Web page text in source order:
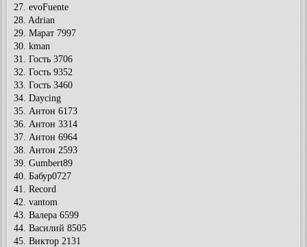
27. evoFuente
28. Adrian
29. Марат 7997
30. kman
31. Гость 3706
32. Гость 9352
33. Гость 3460
34. Daycing
35. Антон 6173
36. Антон 3314
37. Антон 6964
38. Антон 2593
39. Gumbert89
40. Бабур0727
41. Record
42. vantom
43. Валера 6599
44. Василий 8505
45. Виктор 2131